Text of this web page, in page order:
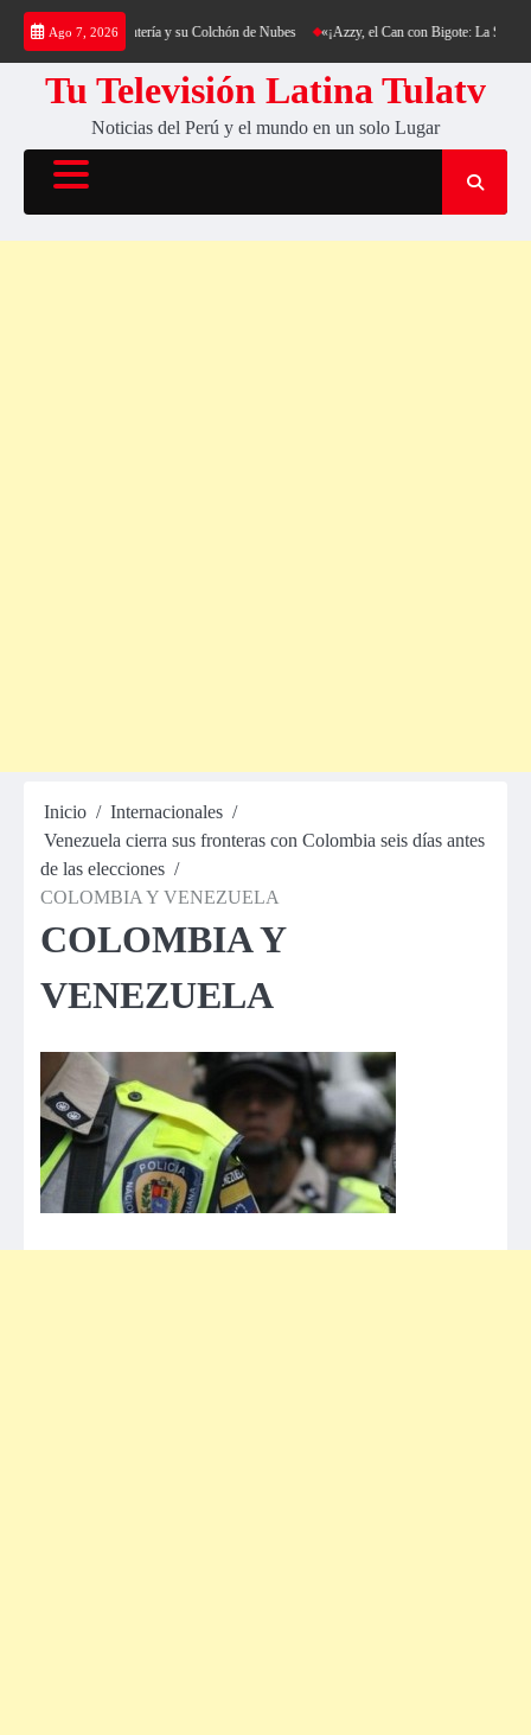
Saltar
contenido
Ago 7, 2026
al Cerro Cantería y su Colchón de Nubes «¡Azzy, el Can con Bigote: La
Tu Televisión Latina Tulatv
Noticias del Perú y el mundo en un solo Lugar
Inicio
Internacionales
Venezuela cierra sus fronteras con Colombia seis días antes
de las elecciones
COLOMBIA Y VENEZUELA
COLOMBIA Y
VENEZUELA